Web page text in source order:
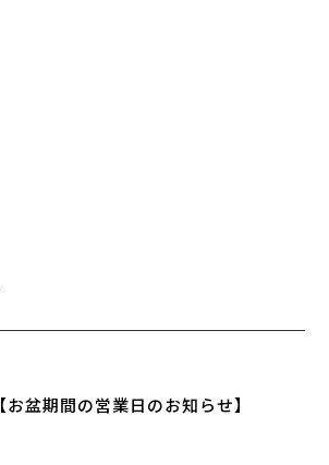
【お盆期間の営業日のお知らせ】